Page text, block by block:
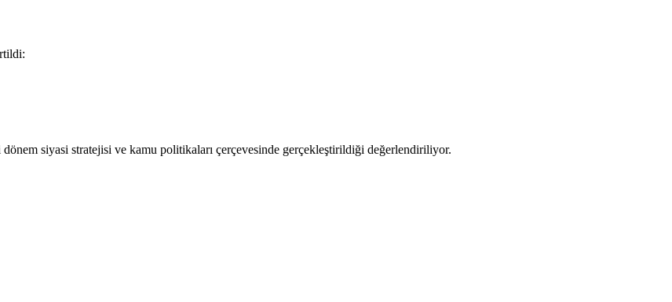
siyasi stratejisi ve kamu politikaları çerçevesinde gerçekleştirildiği değerlendiriliyor.